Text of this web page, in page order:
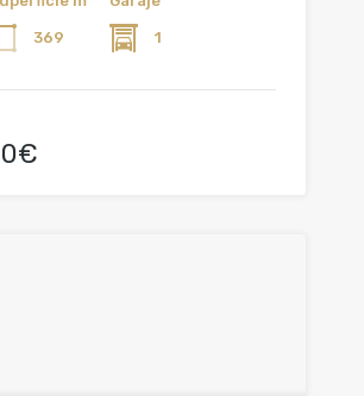
369 1